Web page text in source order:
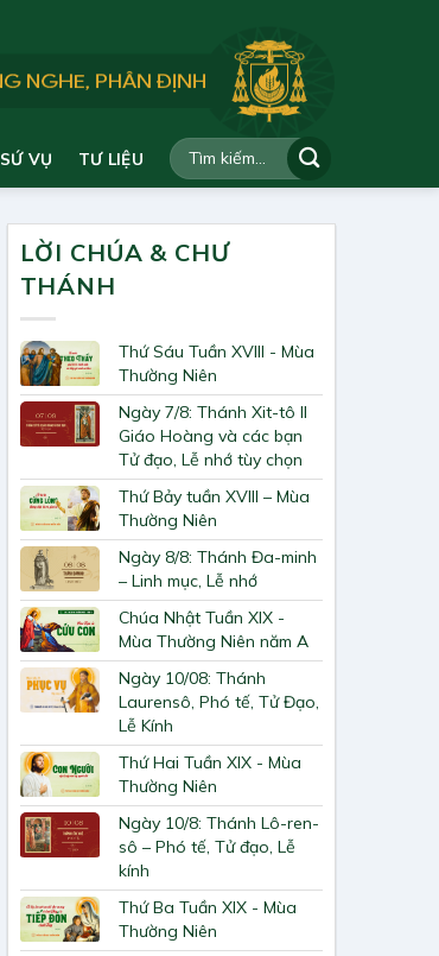
SỨ VỤ TƯ LIỆU
LỜI CHÚA & CHƯ
THÁNH
Thứ Sáu Tuần XVIII - Mùa
Thường Niên
Ngày 7/8: Thánh Xit-tô II
Giáo Hoàng và các bạn
Tử đạo, Lễ nhớ tùy chọn
Thứ Bảy tuần XVIII – Mùa
Thường Niên
Ngày 8/8: Thánh Đa-minh
– Linh mục, Lễ nhớ
Chúa Nhật Tuần XIX -
Mùa Thường Niên năm A
Ngày 10/08: Thánh
Laurensô, Phó tế, Tử Đạo,
Lễ Kính
Thứ Hai Tuần XIX - Mùa
Thường Niên
Ngày 10/8: Thánh Lô-ren-
sô – Phó tế, Tử đạo, Lễ
kính
Thứ Ba Tuần XIX - Mùa
Thường Niên